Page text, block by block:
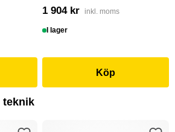
1 904 kr inkl. moms
I lager
Köp
teknik